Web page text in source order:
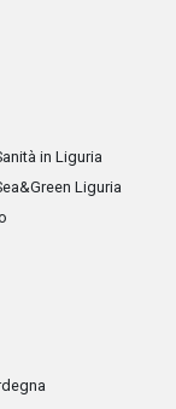
in Liguria
Liguria